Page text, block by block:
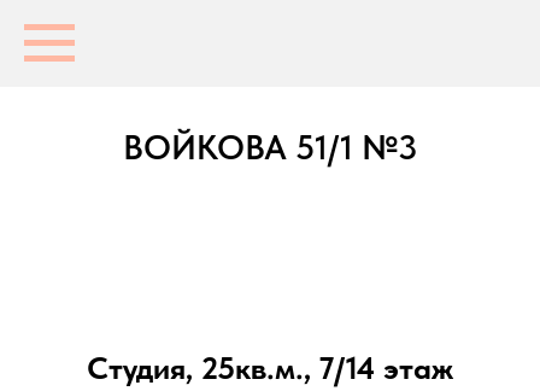
ВОЙКОВА 51/1 №3
Студия, 25кв.м., 7/14 этаж